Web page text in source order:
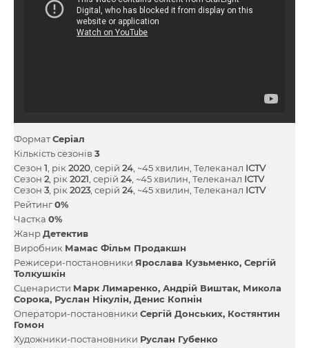
ФорматСеріал
Кількість сезонів 3
Сезон 1 , рік 2020 , серій 24 , ~45 хвилин, Телеканал ICTV
Сезон 2, рік 2021 , серій 24 , ~45 хвилин, Телеканал ICTV
Сезон 3, рік 2023, серій 24 , ~45 хвилин, Телеканал ICTV
Рейтинг0%
Частка 0%
ЖанрДетектив
Виробник Мамас Фільм Продакшн
Режисери-постановники Ярослава Кузьменко Сергій
Толкушкін
Сценаристи Марк Лимаренко Андрій Виштак Микола
Сорока Руслан Нікулін Денис Копнін
Оператори-постановники Сергій Донських Костянтин
Гомон
Художники-постановники Руслан Губенко